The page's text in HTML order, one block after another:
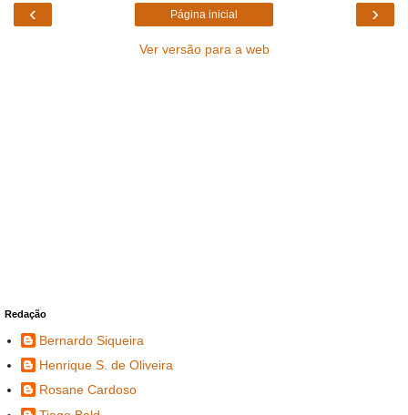
‹ ›
Página inicial
Ver versão para a web
Redação
Bernardo Siqueira
Henrique S. de Oliveira
Rosane Cardoso